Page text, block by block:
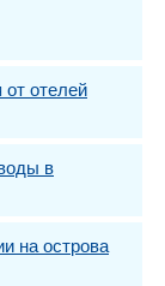
отелей
в
на острова